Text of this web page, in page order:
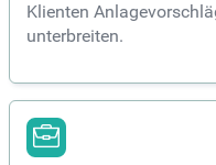
Klienten
unterbreiten.